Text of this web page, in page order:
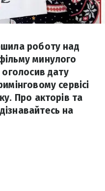
роботу над
минулого
дату
сервісі
Про акторів та
на